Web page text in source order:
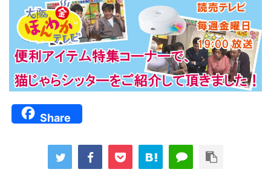
Share